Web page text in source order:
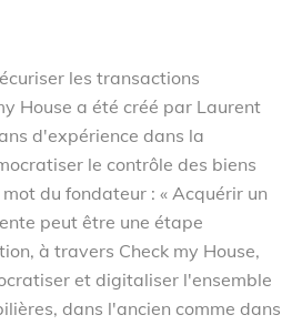
les transactions
House a été créé par Laurent
d'expérience dans la
le contrôle des biens
du fondateur : « Acquérir un
peut être une étape
à travers Check my House,
et digitaliser l'ensemble
dans l'ancien comme dans